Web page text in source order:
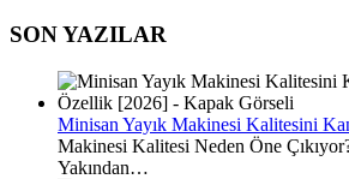
SON YAZILAR
Minisan Yayık Makinesi Kalitesini
Makinesi Kalitesi Neden Öne
Yakından…